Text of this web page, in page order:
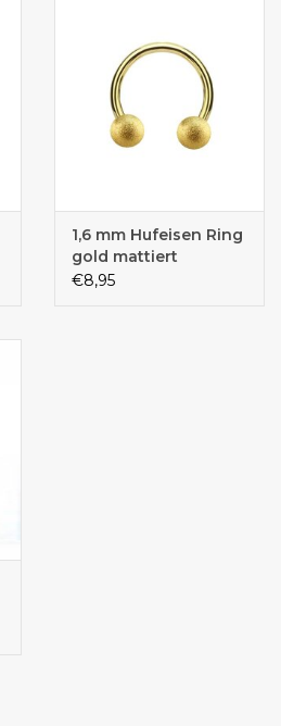
1,6 mm Hufeisen Ring
gold mattiert
€8,95